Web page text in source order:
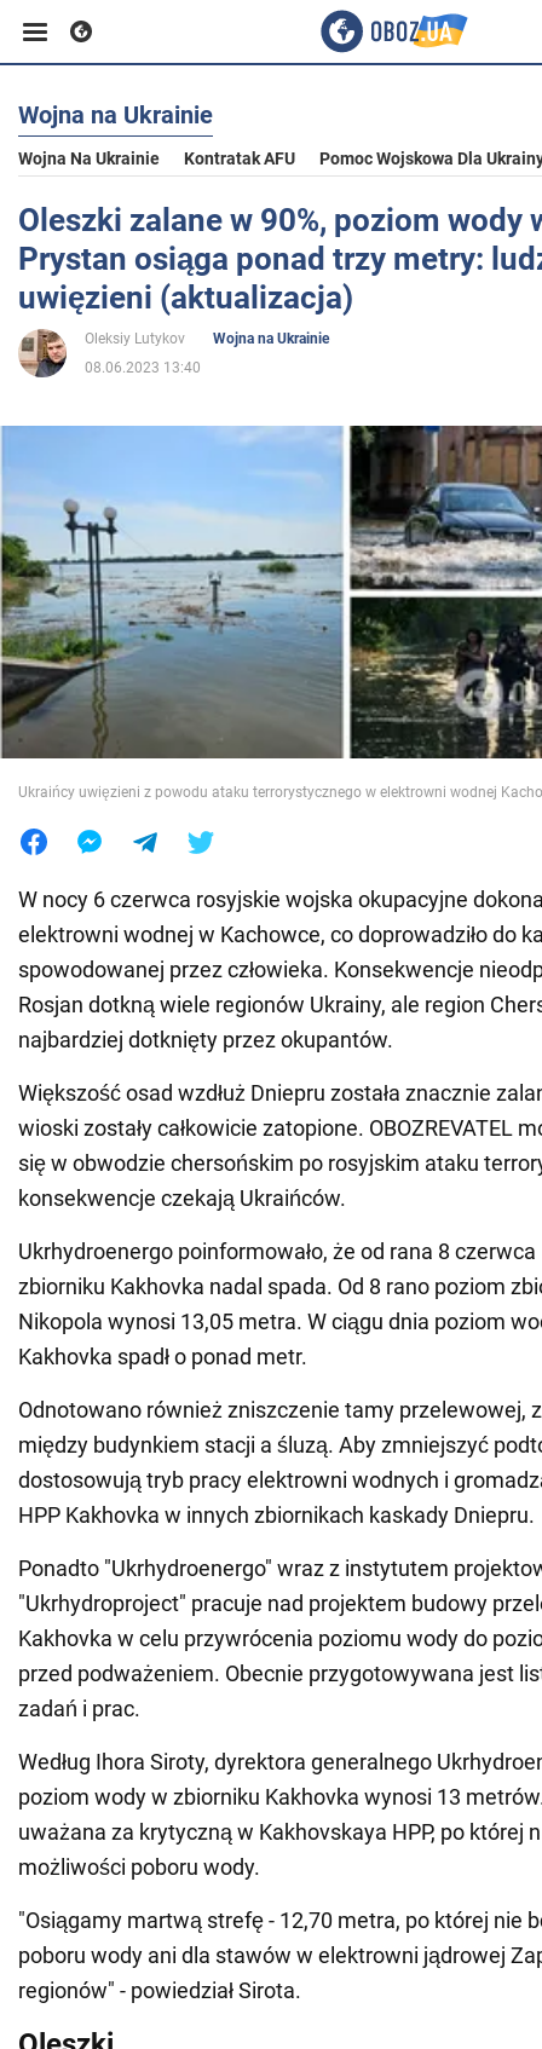
Biznes
Sport
Rozrywka
Życie
Społeczeństwo
Wojna na Ukrainie
Świat
Jedzenie
Wojna na Ukrainie
Wojna Na Ukrainie Kontratak AFU Pomoc Wojskowa Dla
Oleszki zalane w 90%, poziom wody
Prystan osiąga ponad trzy metry:
uwięzieni (aktualizacja)
Oleksiy Lutykov
Wojna na Ukrainie
08.06.2023 13:40
Ukraińcy uwięzieni z powodu ataku terrorystycznego w elektrowni wodnej
W nocy 6 czerwca rosyjskie wojska okupacyjne
elektrowni wodnej w Kachowce, co doprowadziło do
spowodowanej przez człowieka. Konsekwencje
Rosjan dotkną wiele regionów Ukrainy, ale region
najbardziej dotknięty przez okupantów.
Większość osad wzdłuż Dniepru została znacznie
wioski zostały całkowicie zatopione. OBOZREVATEL
się w obwodzie chersońskim po rosyjskim ataku
konsekwencje czekają Ukraińców.
Ukrhydroenergo poinformowało, że od rana 8
zbiorniku Kakhovka nadal spada. Od 8 rano poziom
Nikopola wynosi 13,05 metra. W ciągu dnia poziom
Kakhovka spadł o ponad metr.
Odnotowano również zniszczenie tamy przelewowej,
między budynkiem stacji a śluzą. Aby zmniejszyć
dostosowują tryb pracy elektrowni wodnych i
HPP Kakhovka w innych zbiornikach kaskady Dniepru.
Ponadto "Ukrhydroenergo" wraz z instytutem
"Ukrhydroproject" pracuje nad projektem budowy
Kakhovka w celu przywrócenia poziomu wody do
przed podważeniem. Obecnie przygotowywana jest
zadań i prac.
Według Ihora Siroty, dyrektora generalnego
poziom wody w zbiorniku Kakhovka wynosi 13
uważana za krytyczną w Kakhovskaya HPP, po której
możliwości poboru wody.
"Osiągamy martwą strefę - 12,70 metra, po której nie
poboru wody ani dla stawów w elektrowni jądrowej
regionów" - powiedział Sirota.